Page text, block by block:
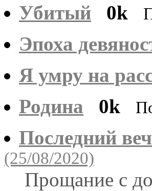
Убитый 0k
Эпоха
Я умру на
Родина
0k
Последний
(25/08/2020)
Прощание с